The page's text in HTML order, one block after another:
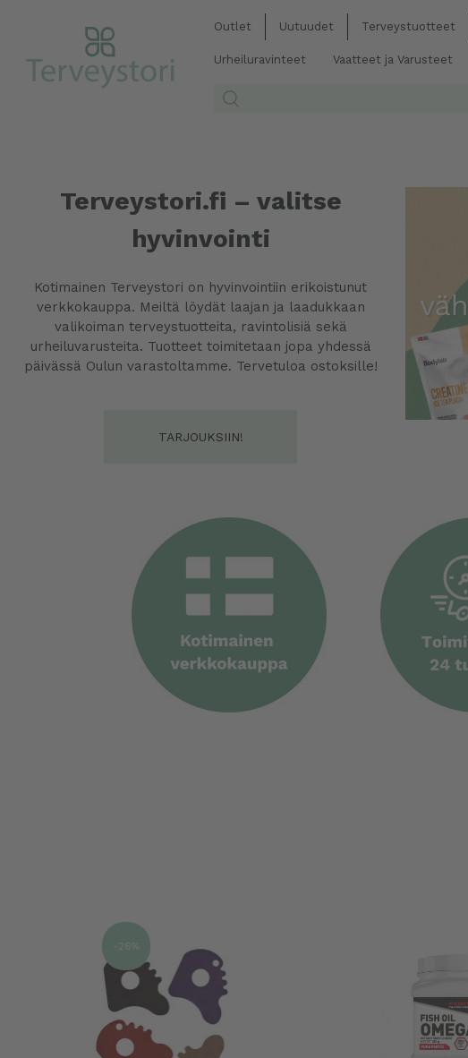
Outlet Uutuudet Terveystuotteet
Urheiluravinteet Vaatteet ja Varusteet
Terveystori.fi – valitse
hyvinvointi
Kotimainen Terveystori on hyvinvointiin erikoistunut
verkkokauppa. Meiltä löydät laajan ja laadukkaan
valikoiman terveystuotteita, ravintolisiä sekä
urheiluvarusteita. Tuotteet toimitetaan jopa yhdessä
päivässä Oulun varastoltamme. Tervetuloa ostoksille!
TARJOUKSIIN!
-26%